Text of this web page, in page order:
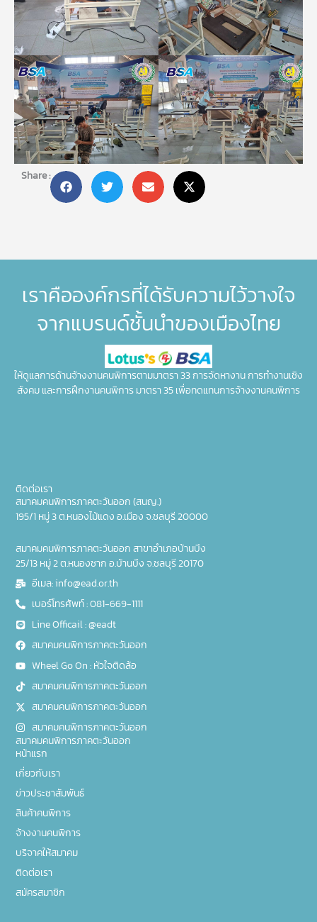
Share :
เราคือองค์กรที่ได้รับความไว้วางใจ
จากแบรนด์ชั้นนำของเมืองไทย
ให้ดูแลการด้านจ้างงานคนพิการตามมาตรา 33 การจัดหางาน การทำงานเชิง
สังคม และการฝึกงานคนพิการ มาตรา 35 เพื่อทดแทนการจ้างงานคนพิการ
ติดต่อเรา
สมาคมคนพิการภาคตะวันออก (สนญ.)
195/1 หมู่ 3 ต.หนองไม้แดง อ.เมือง จ.ชลบุรี 20000
สมาคมคนพิการภาคตะวันออก สาขาอำเภอบ้านบึง
25/13 หมู่ 2 ต.หนองชาก อ.บ้านบึง จ.ชลบุรี 20170
อีเมล: info@ead.or.th
เบอร์โทรศัพท์ : 081-669-1111
Line Officail : @eadt
สมาคมคนพิการภาคตะวันออก
Wheel Go On : หัวใจติดล้อ
สมาคมคนพิการภาคตะวันออก
สมาคมคนพิการภาคตะวันออก
สมาคมคนพิการภาคตะวันออก
สมาคมคนพิการภาคตะวันออก
หน้าแรก
เกี่ยวกับเรา
ข่าวประชาสัมพันธ์
สินค้าคนพิการ
จ้างงานคนพิการ
บริจาคให้สมาคม
ติดต่อเรา
สมัครสมาชิก